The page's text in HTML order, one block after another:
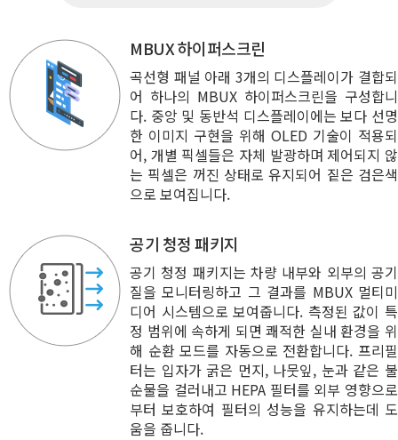
MBUX 하이퍼스크린
곡선형 패널 아래 3개의 디스플레이가 결합되
어 하나의 MBUX 하이퍼스크린을 구성합니
다. 중앙 및 동반석 디스플레이에는 보다 선명
한 이미지 구현을 위해 OLED 기술이 적용되
어, 개별 픽셀들은 자체 발광하며 제어되지 않
는 픽셀은 꺼진 상태로 유지되어 짙은 검은색
으로 보여집니다.
공기 청정 패키지
공기 청정 패키지는 차량 내부와 외부의 공기
질을 모니터링하고 그 결과를 MBUX 멀티미
디어 시스템으로 보여줍니다. 측정된 값이 특
정 범위에 속하게 되면 쾌적한 실내 환경을 위
해 순환 모드를 자동으로 전환합니다. 프리필
터는 입자가 굵은 먼지, 나뭇잎, 눈과 같은 불
순물을 걸러내고 HEPA 필터를 외부 영향으로
부터 보호하여 필터의 성능을 유지하는데 도
움을 줍니다.